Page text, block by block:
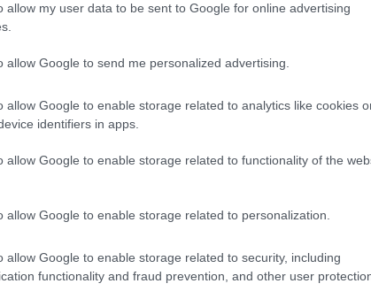
allow my user data to be sent to Google for online advertising
allow Google to send me personalized advertising.
allow Google to enable storage related to analytics like cookies
identifiers in apps.
allow Google to enable storage related to functionality of the
allow Google to enable storage related to personalization.
allow Google to enable storage related to security, including
functionality and fraud prevention, and other user
ζημιέςπου η Ρωσία προκάλεσε στην
Ευρωπαία επίτροπος Μάρτα Κος,
της Παγκόσμιας Τράπεζας με τον
10 ετών αντιστοιχεί σε «
στην ανακοίνωση.
στις
ενώ μετέτρεψε εκατομμύρια
και προκάλεσε μαζικές
ολόκληρες πόλειςκαι
υποδομών.